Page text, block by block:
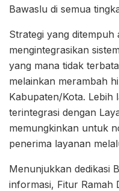
Bawaslu di semua
Strategi yang ditempuh
mengintegrasikan
yang mana tidak
melainkan merambah
Kabupaten/Kota. Lebih
terintegrasi dengan
memungkinkan untuk
penerima layanan
Menunjukkan dedikasi
informasi, Fitur Ramah